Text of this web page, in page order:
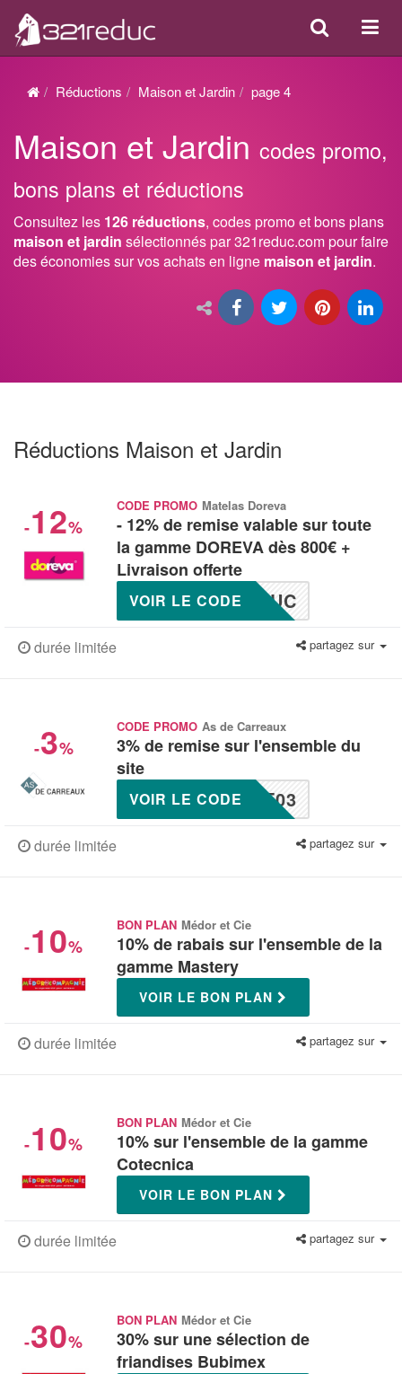
ou
Search
Réductions Maison et Jardin page 4
Maison et Jardin codes promo,
bons plans et réductions
Consultez les 126 réductions, codes promo et bons plans
maison et jardin sélectionnés par 321reduc.com pour faire
des économies sur vos achats en ligne maison et jardin.
Réductions Maison et Jardin
-12%
CODE PROMO Matelas Doreva
- 12% de remise valable sur toute
la gamme DOREVA dès 800€ +
Livraison offerte
DUC
VOIR LE CODE
durée limitée partagez sur
-3%
CODE PROMO As de Carreaux
3% de remise sur l'ensemble du
site
F03
VOIR LE CODE
durée limitée partagez sur
-10%
BON PLAN Médor et Cie
10% de rabais sur l'ensemble de la
gamme Mastery
VOIR LE BON PLAN
durée limitée partagez sur
-10%
BON PLAN Médor et Cie
10% sur l'ensemble de la gamme
Cotecnica
VOIR LE BON PLAN
durée limitée partagez sur
-30%
BON PLAN Médor et Cie
30% sur une sélection de
friandises Bubimex